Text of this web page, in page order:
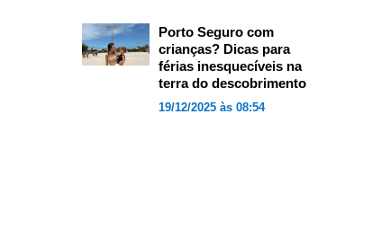
Porto Seguro com
crianças? Dicas para
férias inesquecíveis na
terra do descobrimento
19/12/2025 às 08:54